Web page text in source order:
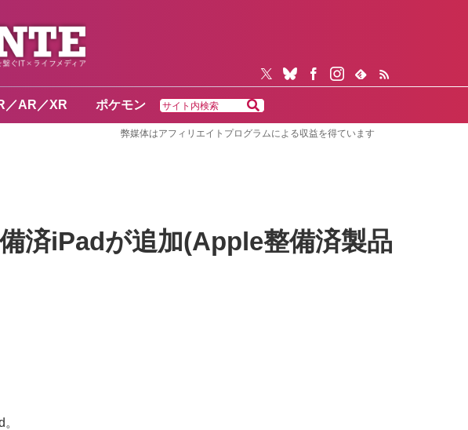
／AR／XR ポケモン
弊媒体はアフィリエイトプログラムによる収益を得ています
済iPadが追加(Apple整備済製品